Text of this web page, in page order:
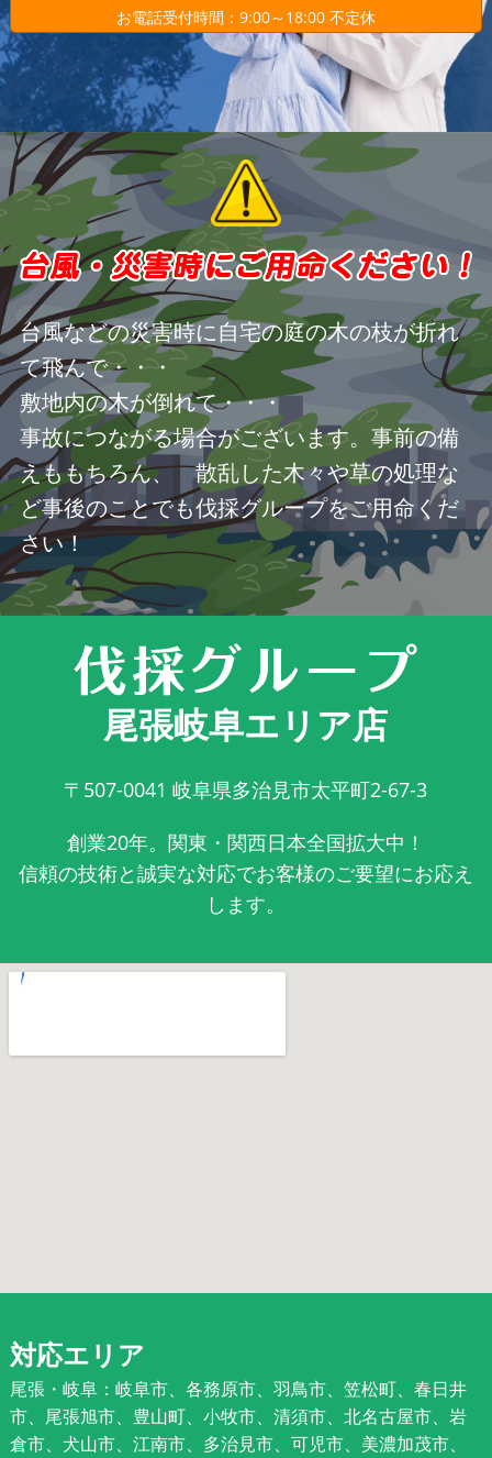
お電話受付時間：9:00～18:00 不定休
台風などの災害時に自宅の庭の木の枝が折れ
て飛んで・・・
敷地内の木が倒れて・・・
事故につながる場合がございます。事前の備
えももちろん、 散乱した木々や草の処理な
ど事後のことでも伐採グループをご用命くだ
さい！
尾張岐阜エリア店
〒507-0041 岐阜県多治見市太平町2-67-3
創業20年。関東・関西日本全国拡大中！
信頼の技術と誠実な対応でお客様のご要望にお応え
します。
対応エリア
尾張・岐阜：岐阜市、各務原市、羽鳥市、笠松町、春日井
市、尾張旭市、豊山町、小牧市、清須市、北名古屋市、岩
倉市、犬山市、江南市、多治見市、可児市、美濃加茂市、